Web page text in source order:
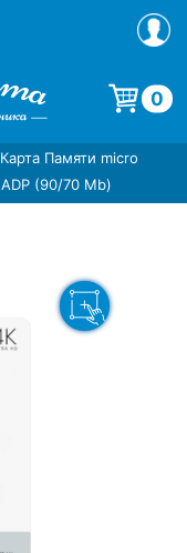
фототехники
foto-
0
пуста.
Карта Памяти micro
(90/70 Mb)